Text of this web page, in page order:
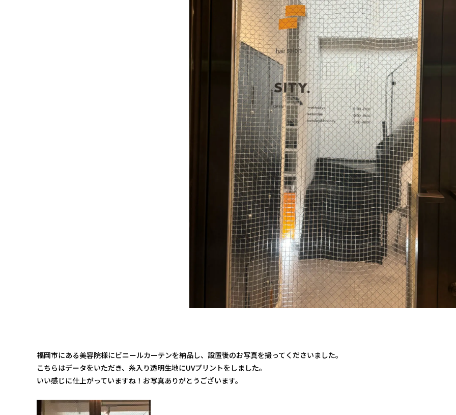
福岡市にある美容院様にビニールカーテンを納品し、設置後のお写真を撮ってくださいました。
こちらはデータをいただき、糸入り透明生地にUVプリントをしました。
いい感じに仕上がっていますね！お写真ありがとうございます。